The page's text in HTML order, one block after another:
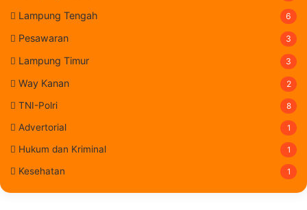
Lampung Tengah 6
Pesawaran 3
Lampung Timur 3
Way Kanan 2
TNI-Polri 8
Advertorial 1
Hukum dan Kriminal 1
Kesehatan 1